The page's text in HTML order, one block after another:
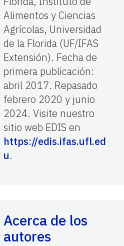
Alimentos y Ciencias
Agrícolas, Universidad
de la Florida (UF/IFAS
Extensión). Fecha de
primera publicación:
abril 2017. Repasado
febrero 2020 y junio
2024. Visite nuestro
sitio web EDIS en
https://edis.ifas.ufl.ed
u.
Acerca de los
autores